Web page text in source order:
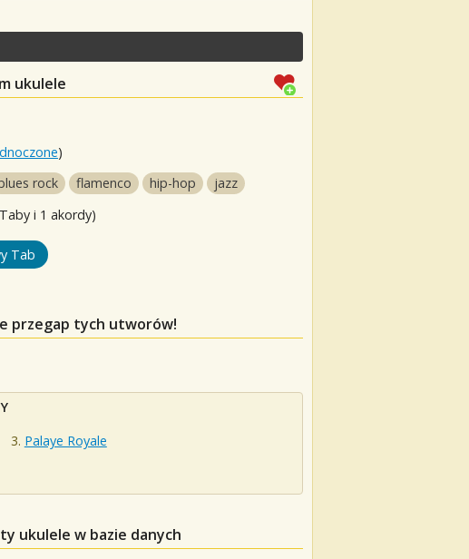
ukulele
)
rock flamenco hip-hop
jazz
i 1 akordy)
Tab
przegap tych utworów!
Palaye Royale
ukulele w bazie danych